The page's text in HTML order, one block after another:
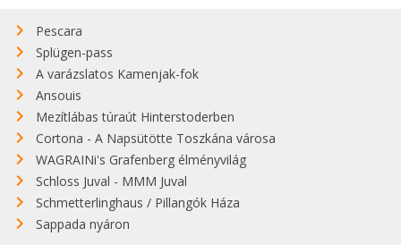
Pescara
Splügen-pass
A varázslatos Kamenjak-fok
Ansouis
Mezítlábas túraút Hinterstoderben
Cortona - A Napsütötte Toszkána városa
WAGRAINi's Grafenberg élményvilág
Schloss Juval - MMM Juval
Schmetterlinghaus / Pillangók Háza
Sappada nyáron